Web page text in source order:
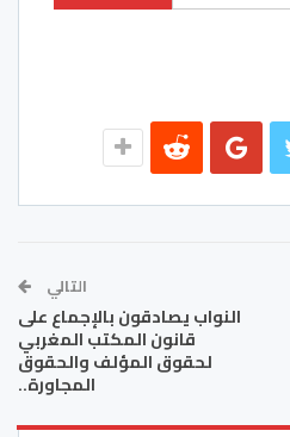
التالي
النواب يصادقون بالإجماع على
قانون المكتب المغربي
لحقوق المؤلف والحقوق
المجاورة..